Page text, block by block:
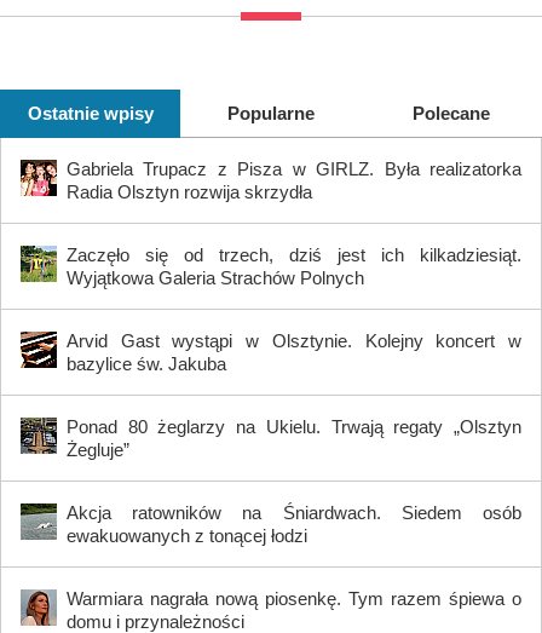
Ostatnie wpisy Popularne Polecane
Gabriela Trupacz z Pisza w GIRLZ. Była realizatorka
Radia Olsztyn rozwija skrzydła
Zaczęło się od trzech, dziś jest ich kilkadziesiąt.
Wyjątkowa Galeria Strachów Polnych
Arvid Gast wystąpi w Olsztynie. Kolejny koncert w
bazylice św. Jakuba
Ponad 80 żeglarzy na Ukielu. Trwają regaty „Olsztyn
Żegluje”
Akcja ratowników na Śniardwach. Siedem osób
ewakuowanych z tonącej łodzi
Warmiara nagrała nową piosenkę. Tym razem śpiewa o
domu i przynależności